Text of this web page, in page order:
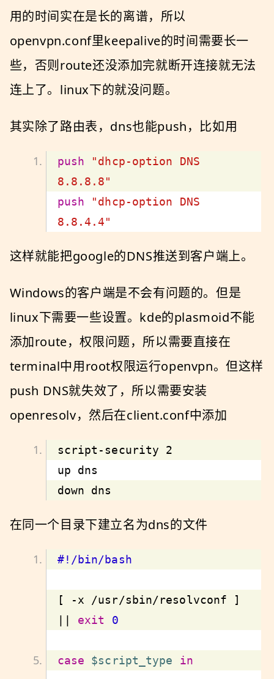
用的时间实在是长的离谱，所以
openvpn.conf里keepalive的时间需要长一
些，否则route还没添加完就断开连接就无法
连上了。linux下的就没问题。
其实除了路由表，dns也能push，比如用
push
"dhcp-option DNS
8.8.8.8"
push
"dhcp-option DNS
8.8.4.4"
这样就能把google的DNS推送到客户端上。
Windows的客户端是不会有问题的。但是
linux下需要一些设置。kde的plasmoid不能
添加route，权限问题，所以需要直接在
terminal中用root权限运行openvpn。但这样
push DNS就失效了，所以需要安装
openresolv，然后在client.conf中添加
down dns
在同一个目录下建立名为dns的文件
[ -x /usr/sbin/resolvconf ]
exit 0
case $script_type in